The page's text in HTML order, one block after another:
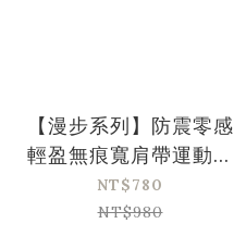
【漫步系列】防震零感
輕盈無痕寬肩帶運動內
衣-灰湖藍(30/65-
38/85、A-D)
NT$780
NT$980